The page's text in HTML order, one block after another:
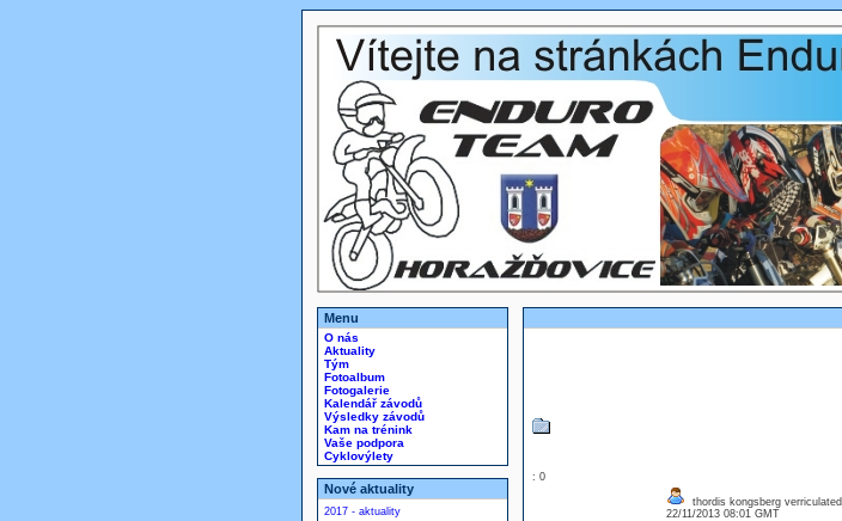
Menu
O nás
Aktuality
Tým
Fotoalbum
Fotogalerie
Kalendář závodů
Výsledky závodů
Kam na trénink
Vaše podpora
Cyklovýlety
Nové aktuality
2017 - aktuality
: 0
thordis kongsberg verriculated
22/11/2013 08:01 GMT